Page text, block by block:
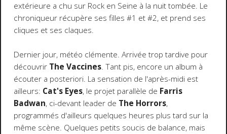
extérieure a chu sur Rock en Seine à la nuit tombée. Le
chroniqueur récupère ses filles #1 et #2, et prend ses
cliques et ses claques.
Dernier jour, météo clémente. Arrivée trop tardive pour
découvrir The Vaccines. Tant pis, encore un album à
écouter a posteriori. La sensation de l'après-midi est
ailleurs: Cat's Eyes, le projet parallèle de Farris
Badwan, ci-devant leader de The Horrors,
programmés d'ailleurs quelques heures plus tard sur la
même scène. Quelques petits soucis de balance, mais